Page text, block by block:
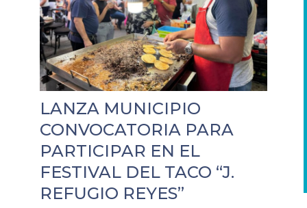
LANZA MUNICIPIO
CONVOCATORIA PARA
PARTICIPAR EN EL
FESTIVAL DEL TACO “J.
REFUGIO REYES”